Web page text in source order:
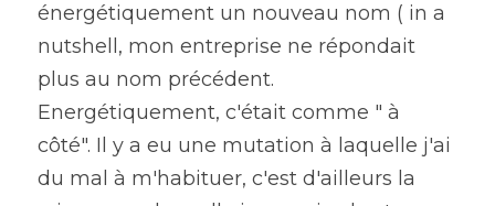
énergétiquement un nouveau nom ( in a
nutshell, mon entreprise ne répondait
plus au nom précédent.
Energétiquement, c'était comme " à
côté". Il y a eu une mutation à laquelle j'ai
du mal à m'habituer, c'est d'ailleurs la